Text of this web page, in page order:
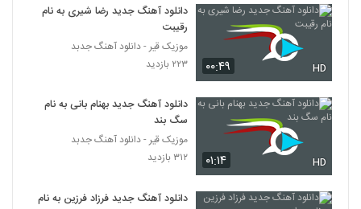
264
۱۸۸ بازدید
265
دانلود آهنگ میثم فدایی حس عاشقی
(Meysam Fadaei Hesse Asheghi)
محراستی آهنگ آتش دل
دانلود آهنگ تحمل کن از آریا فرهادی
۱۹۸ بازدید
۰۰:۴۹ HD
دانلود آهنگ جدید رضا شیری به نام
رقیبت
موزیک قیر - دانلود آهنگ جدبد
۲۲۳ بازدید
۰۱:۱۴ HD
دانلود آهنگ جدید بهنام بانی به نام
سگ بند
موزیک قیر - دانلود آهنگ جدبد
۳۱۲ بازدید
دانلود آهنگ جدید فرزاد فرزین به نام